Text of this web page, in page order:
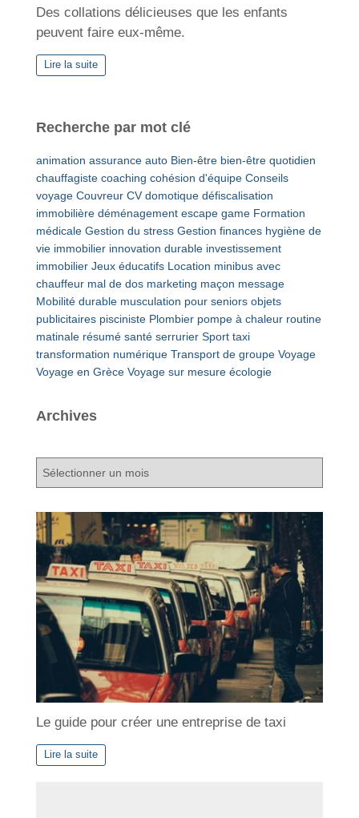
Des collations délicieuses que les enfants
peuvent faire eux-même.
Lire la suite
Recherche par mot clé
animation assurance auto Bien-être bien-être quotidien
chauffagiste coaching cohésion d'équipe Conseils
voyage Couvreur CV domotique défiscalisation
immobilière déménagement escape game Formation
médicale Gestion du stress Gestion finances hygiène de
vie immobilier innovation durable investissement
immobilier Jeux éducatifs Location minibus avec
chauffeur mal de dos marketing maçon message
Mobilité durable musculation pour seniors objets
publicitaires pisciniste Plombier pompe à chaleur routine
matinale résumé santé serrurier Sport taxi
transformation numérique Transport de groupe Voyage
Voyage en Grèce Voyage sur mesure écologie
Archives
A
c
i
v
Le guide pour créer une entreprise de taxi
Lire la suite